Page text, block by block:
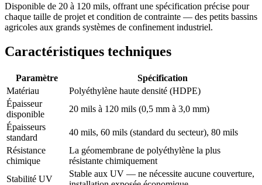
Disponible de 20 à 120 mils, offrant une spécification précise pour
chaque taille de projet et condition de contrainte — des petits bassins
agricoles aux grands systèmes de confinement industriel.
Caractéristiques techniques
Paramètre
Spécification
Matériau
Polyéthylène haute densité (HDPE)
Épaisseur
disponible
20 mils à 120 mils (0,5 mm à 3,0 mm)
Épaisseurs
standard
40 mils, 60 mils (standard du secteur), 80 mils
Résistance
chimique
La géomembrane de polyéthylène la plus
résistante chimiquement
Stabilité UV
Stable aux UV — ne nécessite aucune couverture,